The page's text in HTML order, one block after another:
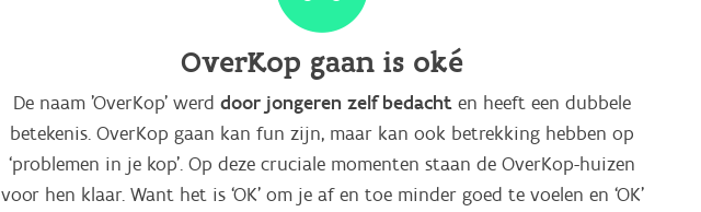
OverKop gaan is oké
De naam 'OverKop' werd door jongeren zelf bedacht en heeft een dubbele
betekenis. OverKop gaan kan fun zijn, maar kan ook betrekking hebben op
‘problemen in je kop’. Op deze cruciale momenten staan de OverKop-huizen
voor hen klaar. Want het is ‘OK’ om je af en toe minder goed te voelen en ‘OK’